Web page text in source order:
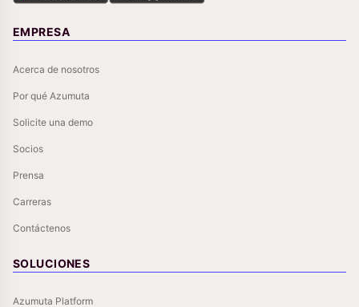
EMPRESA
Acerca de nosotros
Por qué Azumuta
Solicite una demo
Socios
Prensa
Carreras
Contáctenos
SOLUCIONES
Azumuta Platform